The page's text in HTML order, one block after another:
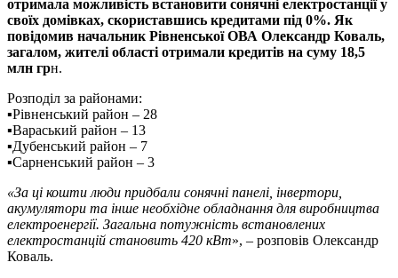
отримала можливість встановити сонячні електростанції у
своїх домівках, скориставшись кредитами під 0%. Як
повідомив начальник Рівненської ОВА Олександр Коваль,
загалом, жителі області отримали кредитів на суму 18,5
млн грн.
Розподіл за районами:
▪️Рівненський район – 28
▪️Вараський район – 13
▪️Дубенський район – 7
▪️Сарненський район – 3
«За ці кошти люди придбали сонячні панелі, інвертори,
акумулятори та інше необхідне обладнання для виробництва
електроенергії. Загальна потужність встановлених
електростанцій становить 420 кВт», – розповів Олександр
Коваль.